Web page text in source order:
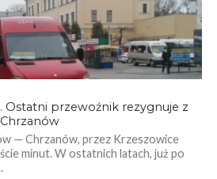
Ostatni przewoźnik rezygnuje z
— Chrzanów, przez Krzeszowice
minut. W ostatnich latach, już po